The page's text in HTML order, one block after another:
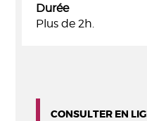
Durée
Plus de 2h.
CONSULTER EN